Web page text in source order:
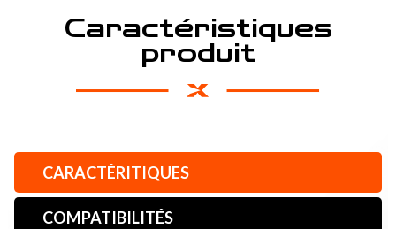
Caractéristiques
produit
CARACTÉRITIQUES
COMPATIBILITÉS